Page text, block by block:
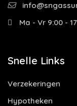
Ma - Vr 9:00 -
Snelle Links
Verzekeringen
Hypotheken